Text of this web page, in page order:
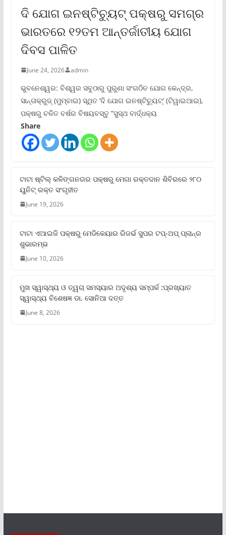
ଦି ଯୋଗ ଇନଷ୍ଟିଚ୍ୟୁଟ୍ ପକ୍ଷରୁ ସମଗ୍ର
ଭାରତରେ ୧୨ତମ ଆନ୍ତର୍ଜାତୀୟ ଯୋଗ
ଦିବସ ପାଳିତ
June 24, 2026 admin
ଭୁବନେଶ୍ୱର: ବିଶ୍ୱର ସବୁଠାରୁ ପୁରୁଣା ସଂଗଠିତ ଯୋଗ କେନ୍ଦ୍ର,
ସାନ୍ତାକ୍ରୁଜ୍ (ମୁମ୍ବାଇ) ସ୍ଥିତ ‘ଦି ଯୋଗ ଇନଷ୍ଟିଚ୍ୟୁଟ୍‌’ (ଟିୱାଇଆଇ),
ପକ୍ଷରୁ ଚଳିତ ବର୍ଷର ବିଷୟବସ୍ତୁ “ସୁସ୍ଥ ବାର୍ଦ୍ଧକ୍ୟ
Share
ଟାଟା ଷ୍ଟିଲ୍‌ କଳିଙ୍ଗନଗର ପକ୍ଷରୁ ମେଗା ରକ୍ତଦାନ ଶିବିରରେ ୨୮୦
ୟୁନିଟ୍‌ ରକ୍ତ ସଂଗୃହୀତ
June 19, 2026
ଟାଟା ଏଆଇଜି ପକ୍ଷରୁ ମେଡିକେୟାର ରିଜର୍ଭ ସୁପର ଟପ୍‌-ଅପ୍ ପ୍ଲାନ୍‌ର
ଶୁଭାରମ୍ଭ
June 10, 2026
ମୁଖ ସ୍ୱାସ୍ଥ୍ୟ ଓ ତ୍ୱଚା ସମସ୍ୟାର ଅଦୃଶ୍ୟ ସମ୍ପର୍କ :ପ୍ରଖ୍ୟାତ
ସ୍ୱାସ୍ଥ୍ୟ ବିଶେଷଜ୍ଞ ଡା. ସୋନିଆ ଦତ୍ତ
June 8, 2026